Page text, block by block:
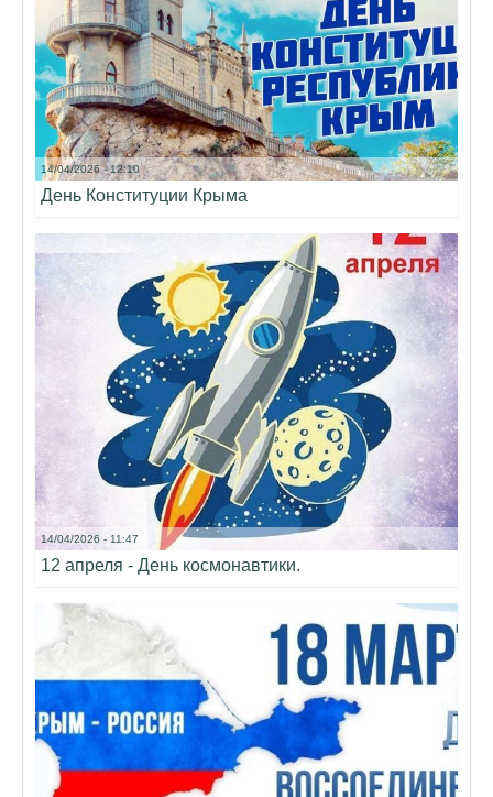
14/04/2026 - 12:10
День Конституции Крыма
14/04/2026 - 11:47
12 апреля - День космонавтики.